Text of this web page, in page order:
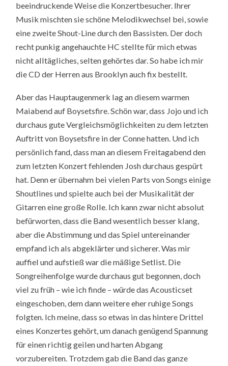
beeindruckende Weise die Konzertbesucher. Ihrer
Musik mischten sie schöne Melodikwechsel bei, sowie
eine zweite Shout-Line durch den Bassisten. Der doch
recht punkig angehauchte HC stellte für mich etwas
nicht alltägliches, selten gehörtes dar. So habe ich mir
die CD der Herren aus Brooklyn auch fix bestellt.
Aber das Hauptaugenmerk lag an diesem warmen
Maiabend auf Boysetsfire. Schön war, dass Jojo und ich
durchaus gute Vergleichsmöglichkeiten zu dem letzten
Auftritt von Boysetsfire in der Conne hatten. Und ich
persönlich fand, dass man an diesem Freitagabend den
zum letzten Konzert fehlenden Josh durchaus gespürt
hat. Denn er übernahm bei vielen Parts von Songs einige
Shoutlines und spielte auch bei der Musikalität der
Gitarren eine große Rolle. Ich kann zwar nicht absolut
befürworten, dass die Band wesentlich besser klang,
aber die Abstimmung und das Spiel untereinander
empfand ich als abgeklärter und sicherer. Was mir
auffiel und aufstieß war die mäßige Setlist. Die
Songreihenfolge wurde durchaus gut begonnen, doch
viel zu früh – wie ich finde – würde das Acousticset
eingeschoben, dem dann weitere eher ruhige Songs
folgten. Ich meine, dass so etwas in das hintere Drittel
eines Konzertes gehört, um danach genügend Spannung
für einen richtig geilen und harten Abgang
vorzubereiten. Trotzdem gab die Band das ganze